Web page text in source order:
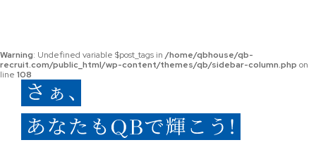
Warning: Undefined variable $post_tags in /home/qbhouse/qb-
recruit.com/public_html/wp-content/themes/qb/sidebar-column.php on
line 108